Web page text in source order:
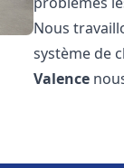
Nous
système de
Valence